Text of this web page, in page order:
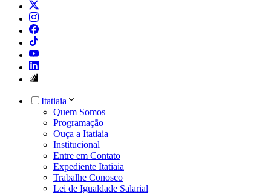
Itatiaia
Quem Somos
Programação
Ouça a Itatiaia
Institucional
Entre em Contato
Expediente Itatiaia
Trabalhe Conosco
Lei de Igualdade Salarial